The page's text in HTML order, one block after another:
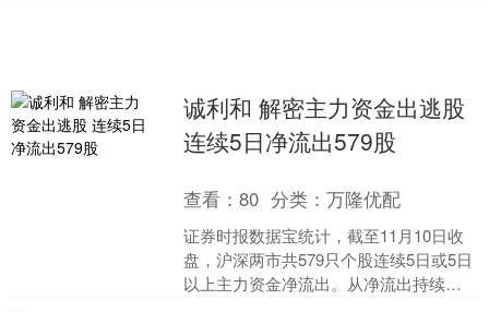
诚利和 解密主力资金出逃股
连续5日净流出579股
查看：80 分类：万隆优配
证券时报数据宝统计，截至11月10日收
盘，沪深两市共579只个股连续5日或5日
以上主力资金净流出。从净流出持续时